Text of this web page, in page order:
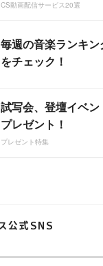
CS動画配信サービス20選
毎週の音楽ランキ
をチェック！
試写会、登壇イベ
プレゼント！
プレゼント特集